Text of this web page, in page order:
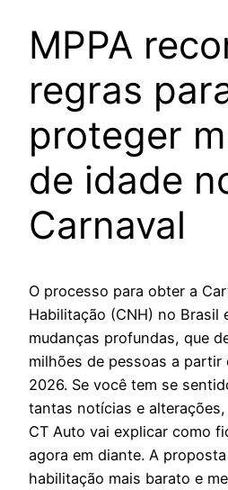
MPPA
regras
proteger
de idade
Carnaval
O processo para obter a
Habilitação (CNH) no Brasil
mudanças profundas, que
milhões de pessoas a partir
2026. Se você tem se
tantas notícias e
CT Auto vai explicar como
agora em diante. A
habilitação mais barato e